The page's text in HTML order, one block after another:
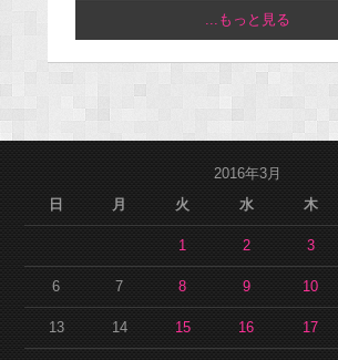
...もっと見る
2016年3月
日
月 火 水 木
1 2 3
6 7 8 9 10
13 14 15 16 17